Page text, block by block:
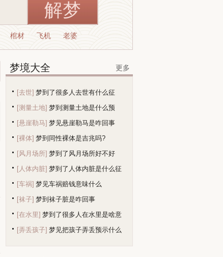
棺材 飞机 老婆
梦境大全 更多
[去世] 梦到了很多人去世有什么征
[测量土地] 梦到测量土地是什么预
兆？[悬崖勒马] 梦见悬崖勒马是咋回事
[裸体] 梦到同性裸体是吉兆吗?
[风月场所] 梦到了风月场所好不好
[人体内脏] 梦到了人体内脏是什么征
兆 [车祸] 梦见车祸赔钱意味什么
[袜子] 梦到袜子脏是咋回事
[在水里] 梦到了很多人在水里是啥意
[弄丢孩子] 梦见把孩子弄丢预示什么